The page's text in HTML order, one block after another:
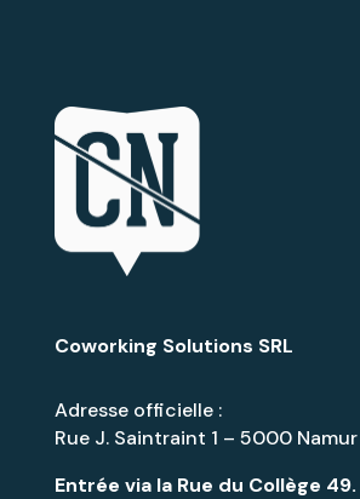
Coworking Solutions SRL
Adresse officielle :
Rue J. Saintraint 1 – 5000 Namur
Entrée via la Rue du Collège 49.